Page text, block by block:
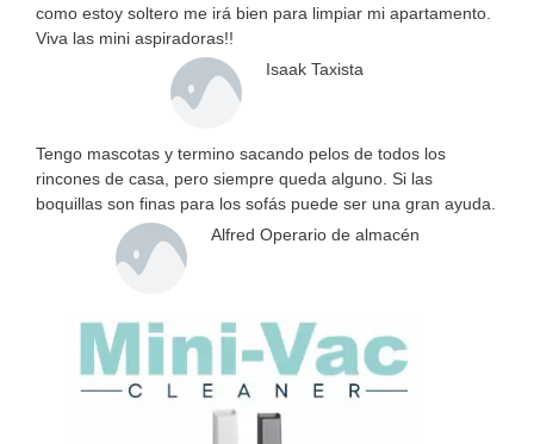
como estoy soltero me irá bien para limpiar mi apartamento.
Viva las mini aspiradoras!!
Isaak Taxista
Tengo mascotas y termino sacando pelos de todos los
rincones de casa, pero siempre queda alguno. Si las
boquillas son finas para los sofás puede ser una gran ayuda.
Alfred Operario de almacén